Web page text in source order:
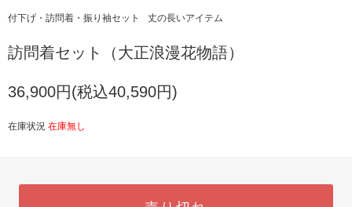
付下げ・訪問着・振り袖セット 丈の長いアイテム
訪問着セット（大正浪漫花物語）
36,900円(税込40,590円)
在庫状況 在庫無し